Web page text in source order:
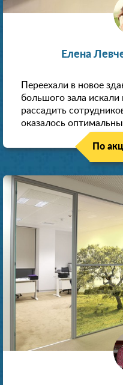
Елена
Переехали в новое
большого зала
рассадить
оказалось
По